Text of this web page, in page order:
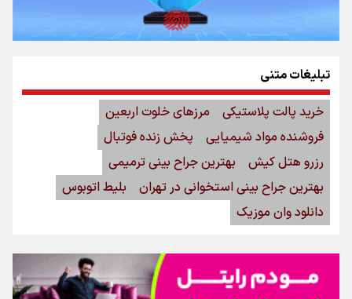
تبلیغات متنی
خرید پالت پلاستیکی
مرزهای خلوت اربعین
فروشنده مواد شیمیایی
پخش زنده فوتبال
رزرو هتل کیش
بهترین جراح بینی ترمیمی
بهترین جراح بینی استخوانی در تهران
بلیط اتوبوس
دانلود وان موزیک